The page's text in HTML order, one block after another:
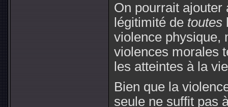
On pourrait ajouter
légitimité de toutes
violence physique,
violences morales
les atteintes à la
Bien que la
seule ne suffit pas